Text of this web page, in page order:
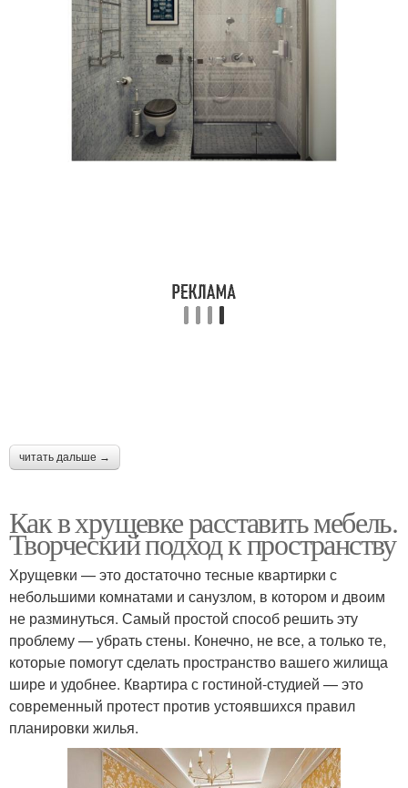
читать дальше →
Как в хрущевке расставить мебель.
Творческий подход к пространству
Хрущевки — это достаточно тесные квартирки с
небольшими комнатами и санузлом, в котором и двоим
не разминуться. Самый простой способ решить эту
проблему — убрать стены. Конечно, не все, а только те,
которые помогут сделать пространство вашего жилища
шире и удобнее. Квартира с гостиной-студией — это
современный протест против устоявшихся правил
планировки жилья.